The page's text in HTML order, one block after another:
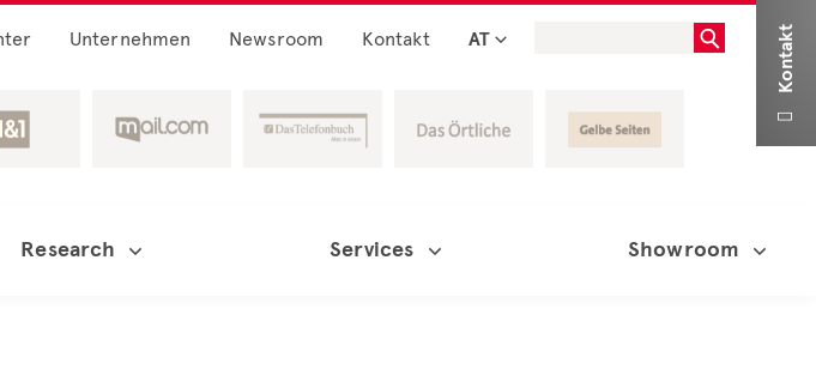
Unternehmen Newsroom Kontakt AT
Research Services Showroom

Kontakt